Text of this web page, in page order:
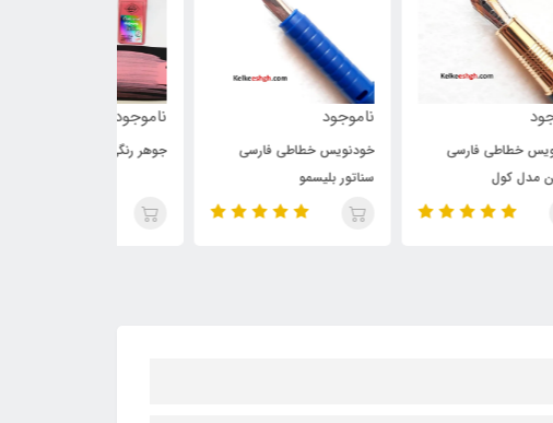
خودنویس خطاطی فارسی
سناتور بلیسمو
جوهر رنگی صورتی (کد C07)